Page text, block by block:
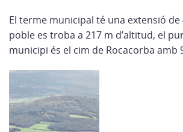
El terme municipal té una extensió de
poble es troba a 217 m d’altitud, el
municipi és el cim de Rocacorba amb